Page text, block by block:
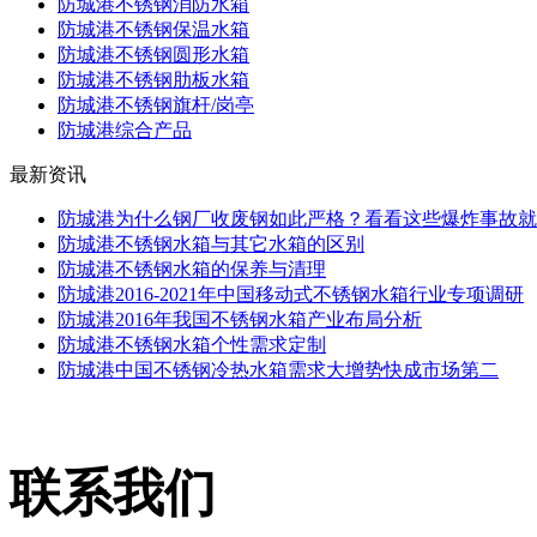
防城港不锈钢消防水箱
防城港不锈钢保温水箱
防城港不锈钢圆形水箱
防城港不锈钢肋板水箱
防城港不锈钢旗杆/岗亭
防城港综合产品
最新资讯
防城港为什么钢厂收废钢如此严格？看看这些爆炸事故
防城港不锈钢水箱与其它水箱的区别
防城港不锈钢水箱的保养与清理
防城港2016-2021年中国移动式不锈钢水箱行业专项调研
防城港2016年我国不锈钢水箱产业布局分析
防城港不锈钢水箱个性需求定制
防城港中国不锈钢冷热水箱需求大增势快成市场第二
联系我们